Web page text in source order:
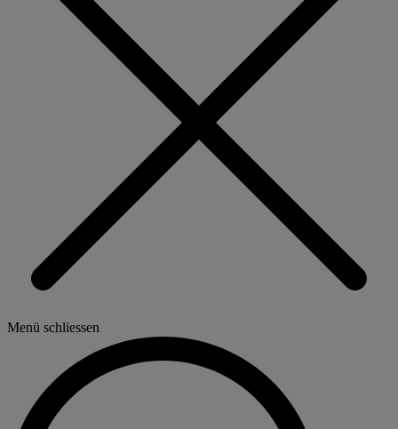
Menü schliessen